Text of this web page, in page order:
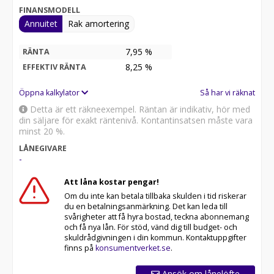
Pris: 639 000:- Finansieringsförslag: 6828:- / 36 mån
med 20% insats samt 51% restvärde.
FINANSMODELL
Annuitet Rak amortering
RÄNTA 7,95 %
EFFEKTIV RÄNTA 8,25 %
Öppna kalkylator Så har vi räknat
Detta är ett räkneexempel. Räntan är indikativ, hör med
din säljare för exakt räntenivå. Kontantinsatsen måste vara
minst 20 %.
LÅNEGIVARE
-
Att låna kostar pengar!
Om du inte kan betala tillbaka skulden i tid riskerar
du en betalningsanmärkning. Det kan leda till
svårigheter att få hyra bostad, teckna abonnemang
och få nya lån. För stöd, vänd dig till budget- och
skuldrådgivningen i din kommun. Kontaktuppgifter
finns på konsumentverket.se.